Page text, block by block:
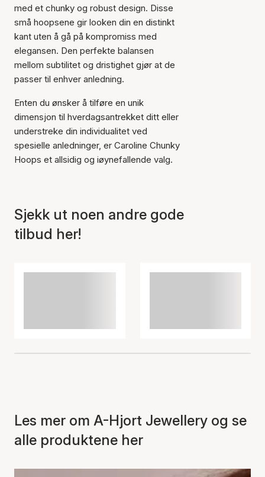
med et chunky og robust design. Disse
små hoopsene gir looken din en distinkt
kant uten å gå på kompromiss med
elegansen. Den perfekte balansen
mellom subtilitet og dristighet gjør at de
passer til enhver anledning.
Enten du ønsker å tilføre en unik
dimensjon til hverdagsantrekket ditt eller
understreke din individualitet ved
spesielle anledninger, er Caroline Chunky
Hoops et allsidig og iøynefallende valg.
Sjekk ut noen andre gode
tilbud her!
Les mer om A-Hjort Jewellery og se
alle produktene her